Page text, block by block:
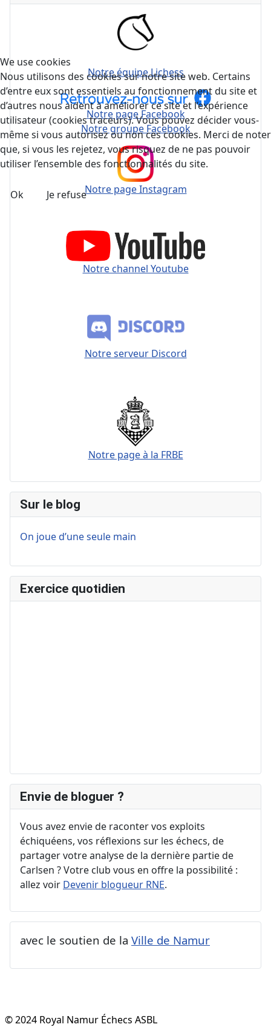
Notre équipe Lichess
Notre page Facebook
Notre groupe Facebook
Notre page Instagram
Notre channel Youtube
Notre serveur Discord
Notre page à la FRBE
Sur le blog
On joue d’une seule main
Exercice quotidien
Envie de bloguer ?
Vous avez envie de raconter vos exploits
échiquéens, vos réflexions sur les échecs, de
partager votre analyse de la dernière partie de
Carlsen ? Votre club vous en offre la possibilité :
allez voir Devenir blogueur RNE.
avec le soutien de la Ville de Namur
© 2024 Royal Namur Échecs ASBL
We use cookies
Nous utilisons des cookies sur notre site web. Certains
d’entre eux sont essentiels au fonctionnement du site et
d’autres nous aident à améliorer ce site et l’expérience
utilisateur (cookies traceurs). Vous pouvez décider vous-
même si vous autorisez ou non ces cookies. Merci de noter
que, si vous les rejetez, vous risquez de ne pas pouvoir
utiliser l’ensemble des fonctionnalités du site.
Ok Je refuse